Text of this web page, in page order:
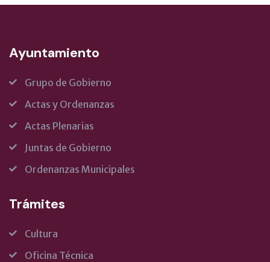
Ayuntamiento
Grupo de Gobierno
Actas y Ordenanzas
Actas Plenarias
Juntas de Gobierno
Ordenanzas Municipales
Trámites
Cultura
Oficina Técnica